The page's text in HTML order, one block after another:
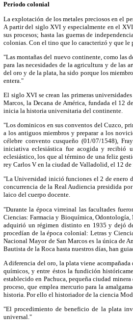
Periodo colonial
La explotación de los metales preciosos en el
A partir del siglo XVI y especialmente en el
sus procesos; hasta las guerras de
colonias. Con el tino que lo caracterizó y que
"Las montañas del nuevo continente, como las
para las necesidades de la agricultura y de las
del oro y de la plata, ha sido porque los
entera."
El siglo XVI se crean las primeras
Marcos, la Decana de América, fundada el 12
inicia la historia universitaria del continente.
"Los dominicos en sus conventos del Cuzco,
a los antiguos miembros y preparar a los
célebre convento cusqueño (01/07/1548),
iniciativa eclesiástica fue acogida y recibió
eclesiástico, los que al término de una feliz
rey Carlos V en la ciudad de Valladolid, el 12 de
"La Universidad inició funciones el 2 de enero
concurrencia de la Real Audiencia presidida
laico del cuerpo docente.
"Durante la época virreinal las facultades
Ciencias: Farmacia y Bioquímica, Odontología,
adquirió un régimen distinto en 1935 y dejó
procedían de la época colonial: Letras y
Nacional Mayor de San Marcos es la única de
Bautista de la Roca hasta nuestros días, han
A diferencia del oro, la plata viene
químicos, y entre éstos la fundición
establecido en Pachuca, pequeña ciudad
proceso, que emplea mercurio para la
historia. Por ello el historiador de la ciencia
"El procedimiento de beneficio de la plata
universal."